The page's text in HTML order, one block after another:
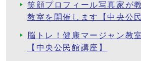
笑顔プロフィール写真家が
教室を開催します【中央公
脳トレ！健康マージャン教
【中央公民館講座】